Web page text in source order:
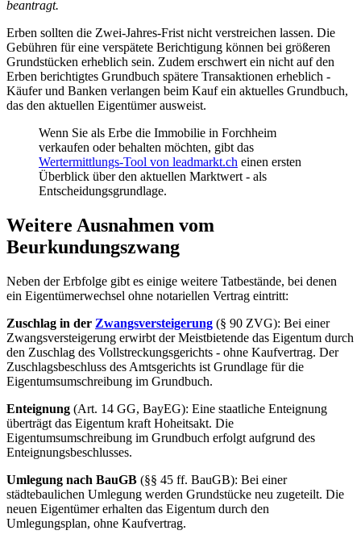
beantragt.
Erben sollten die Zwei-Jahres-Frist nicht verstreichen lassen. Die
Gebühren für eine verspätete Berichtigung können bei größeren
Grundstücken erheblich sein. Zudem erschwert ein nicht auf den
Erben berichtigtes Grundbuch spätere Transaktionen erheblich -
Käufer und Banken verlangen beim Kauf ein aktuelles Grundbuch,
das den aktuellen Eigentümer ausweist.
Wenn Sie als Erbe die Immobilie in Forchheim
verkaufen oder behalten möchten, gibt das
Wertermittlungs-Tool von leadmarkt.ch einen ersten
Überblick über den aktuellen Marktwert - als
Entscheidungsgrundlage.
Weitere Ausnahmen vom
Beurkundungszwang
Neben der Erbfolge gibt es einige weitere Tatbestände, bei denen
ein Eigentümerwechsel ohne notariellen Vertrag eintritt:
Zuschlag in der Zwangsversteigerung (§ 90 ZVG): Bei einer
Zwangsversteigerung erwirbt der Meistbietende das Eigentum durch
den Zuschlag des Vollstreckungsgerichts - ohne Kaufvertrag. Der
Zuschlagsbeschluss des Amtsgerichts ist Grundlage für die
Eigentumsumschreibung im Grundbuch.
Enteignung (Art. 14 GG, BayEG): Eine staatliche Enteignung
überträgt das Eigentum kraft Hoheitsakt. Die
Eigentumsumschreibung im Grundbuch erfolgt aufgrund des
Enteignungsbeschlusses.
Umlegung nach BauGB (§§ 45 ff. BauGB): Bei einer
städtebaulichen Umlegung werden Grundstücke neu zugeteilt. Die
neuen Eigentümer erhalten das Eigentum durch den
Umlegungsplan, ohne Kaufvertrag.